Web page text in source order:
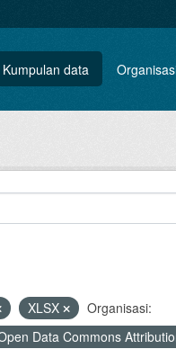
Kumpulan data
XLSX
Organisasi:
Data Commons